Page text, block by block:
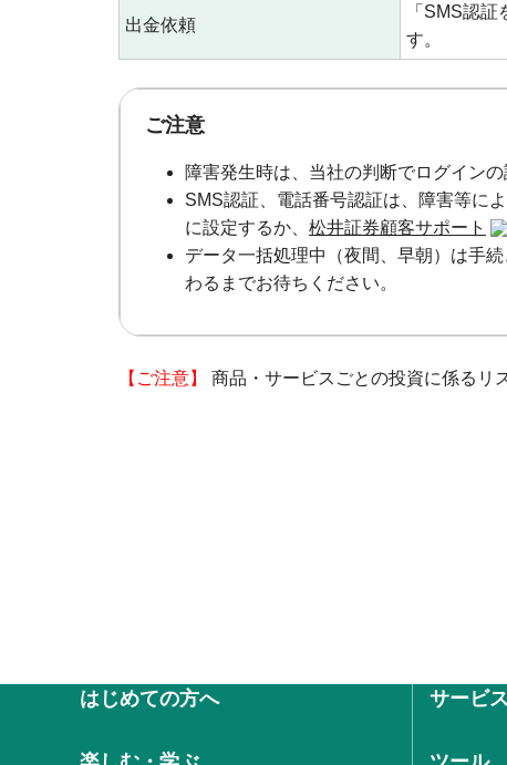
出金依頼
「SMS認
す。
ご注意
障害発生時は、当社の判断でログインの
SMS認証、電話番号認証は、障害等に
に設定するか、 松井証券顧客サポート
データ一括処理中（夜間、早朝）は手
わるまでお待ちください。
【ご注意】 商品・サービスごとの投資に係るリ
はじめての方へ サービス